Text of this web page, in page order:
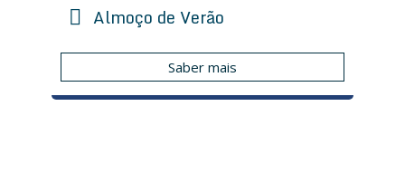
Almoço de Verão
Saber mais